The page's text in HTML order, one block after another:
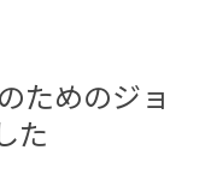
ためのジョ
た